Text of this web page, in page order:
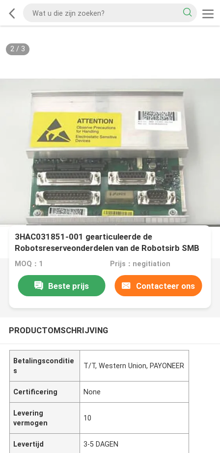
2/ 3
3HAC031851-001 gearticuleerde de
Robotsreserveonderdelen van de Robotsirb SMB
Eenheid DSQC633A
MOQ：1 Prijs：negitiation
Beste prijs Contacteer ons
PRODUCTOMSCHRIJVING
Betalingsconditie
s
T/T, Western Union, PAYONEER
Certificering None
Levering
vermogen
10
Levertijd 3-5 DAGEN